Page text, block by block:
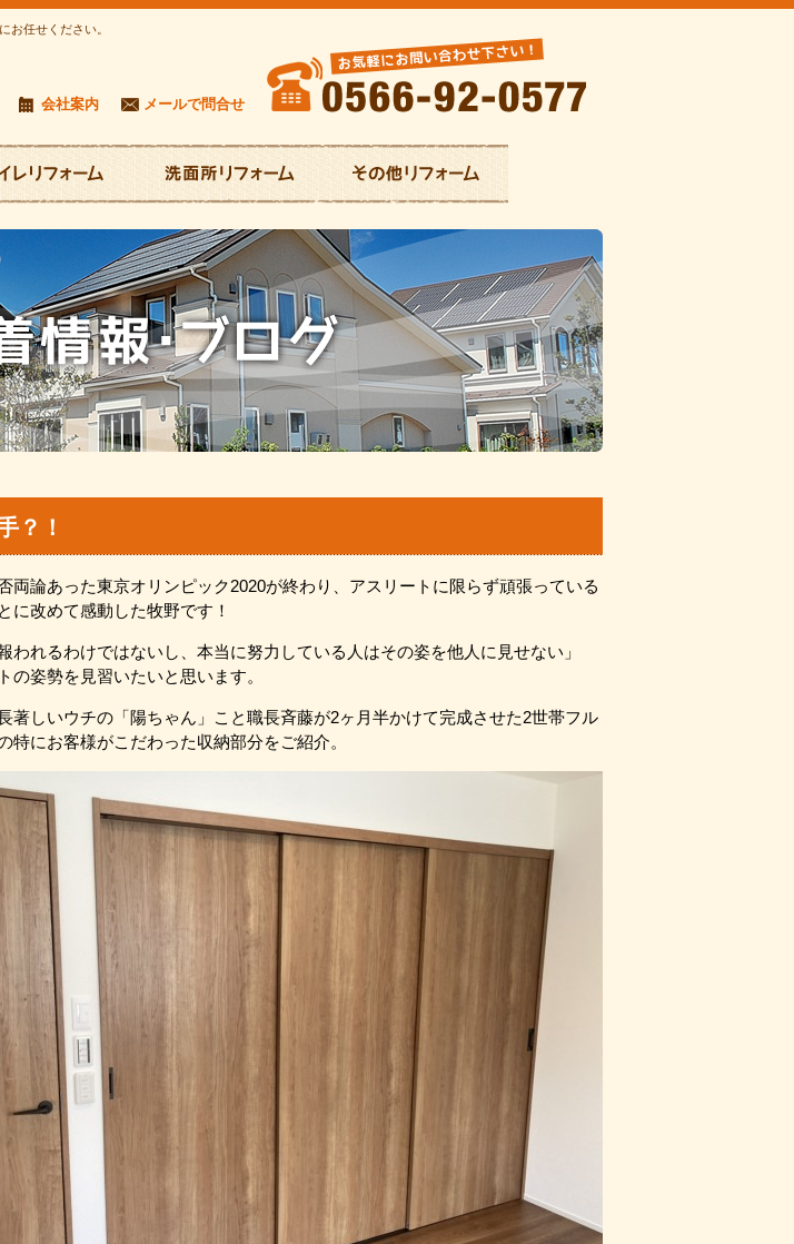
お任せください。
会社案内 メールで問合せ
？！
両論あった東京オリンピック2020が終わり、アスリートに限らず頑張っている
に改めて感動した牧野です！
われるわけではないし、本当に努力している人はその姿を他人に見せない」
の姿勢を見習いたいと思います。
著しいウチの「陽ちゃん」こと職長斉藤が2ヶ月半かけて完成させた2世帯フル
特にお客様がこだわった収納部分をご紹介。